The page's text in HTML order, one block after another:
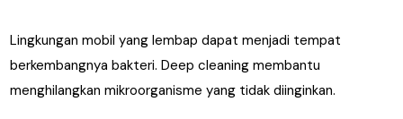
Lingkungan mobil yang lembap dapat menjadi tempat
berkembangnya bakteri. Deep cleaning membantu
menghilangkan mikroorganisme yang tidak diinginkan.